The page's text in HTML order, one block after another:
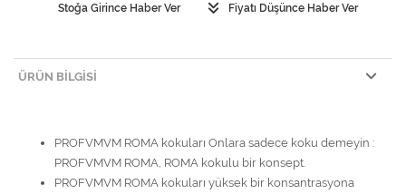
Stoğa Girince Haber Ver Fiyatı Düşünce Haber Ver
ÜRÜN BILGISI
PROFVMVM ROMA kokuları Onlara sadece koku demeyin :
PROFVMVM ROMA, ROMA kokulu bir konsept.
PROFVMVM ROMA kokuları yüksek bir konsantrasyona